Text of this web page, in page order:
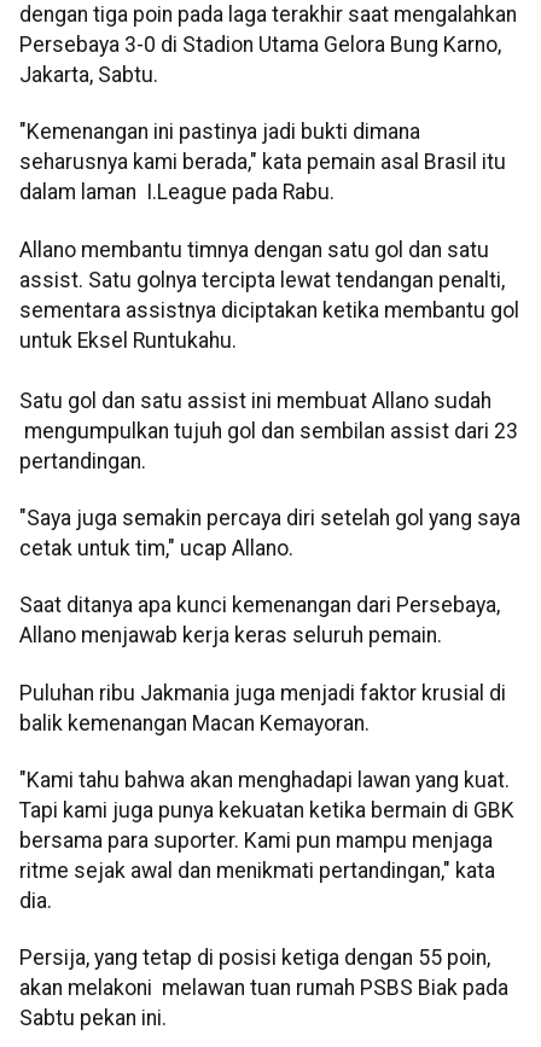
dengan tiga poin pada laga terakhir saat mengalahkan
Persebaya 3-0 di Stadion Utama Gelora Bung Karno,
Jakarta, Sabtu.
"Kemenangan ini pastinya jadi bukti dimana
seharusnya kami berada," kata pemain asal Brasil itu
dalam laman I.League pada Rabu.
Allano membantu timnya dengan satu gol dan satu
assist. Satu golnya tercipta lewat tendangan penalti,
sementara assistnya diciptakan ketika membantu gol
untuk Eksel Runtukahu.
Satu gol dan satu assist ini membuat Allano sudah
mengumpulkan tujuh gol dan sembilan assist dari 23
pertandingan.
"Saya juga semakin percaya diri setelah gol yang saya
cetak untuk tim," ucap Allano.
Saat ditanya apa kunci kemenangan dari Persebaya,
Allano menjawab kerja keras seluruh pemain.
Puluhan ribu Jakmania juga menjadi faktor krusial di
balik kemenangan Macan Kemayoran.
"Kami tahu bahwa akan menghadapi lawan yang kuat.
Tapi kami juga punya kekuatan ketika bermain di GBK
bersama para suporter. Kami pun mampu menjaga
ritme sejak awal dan menikmati pertandingan," kata
dia.
Persija, yang tetap di posisi ketiga dengan 55 poin,
akan melakoni melawan tuan rumah PSBS Biak pada
Sabtu pekan ini.